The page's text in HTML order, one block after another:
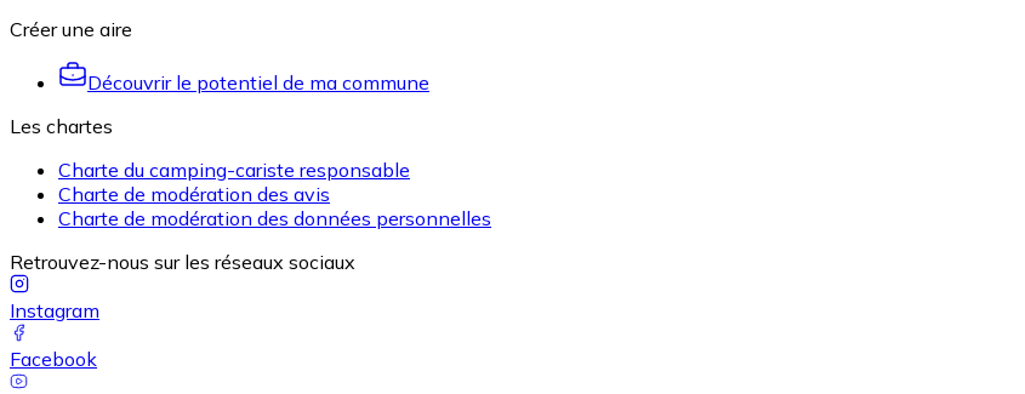
Créer une aire
Découvrir le potentiel de ma commune
Les chartes
Charte du camping-cariste responsable
Charte de modération des avis
Charte de modération des données personnelles
Retrouvez-nous sur les réseaux sociaux
Instagram
Facebook